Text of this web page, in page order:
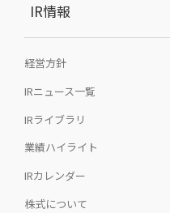
IR情報
経営方針
IRニュース一覧
IRライブラリ
業績ハイライト
IRカレンダー
株式について